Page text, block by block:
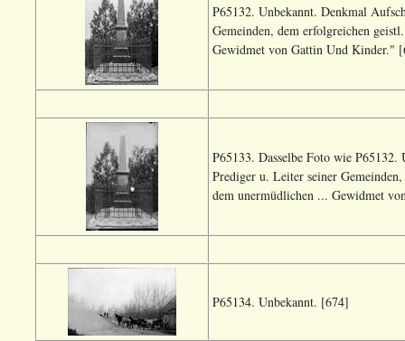
P65132. Unbekannt. Denkmal
Gemeinden, dem erfolgreichen
Gewidmet von Gattin Und Kinder."
P65133. Dasselbe Foto wie
Prediger u. Leiter seiner
dem unermüdlichen ... Gewidmet
P65134. Unbekannt. [674]